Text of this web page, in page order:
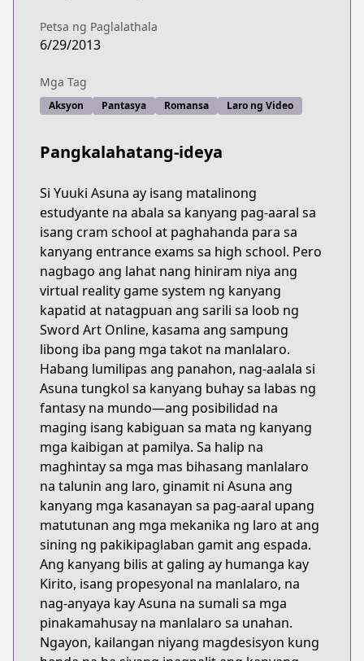
Petsa ng Paglalathala
6/29/2013
Mga Tag
Aksyon Pantasya Romansa Laro ng Video
Pangkalahatang-ideya
Si Yuuki Asuna ay isang matalinong
estudyante na abala sa kanyang pag-aaral sa
isang cram school at paghahanda para sa
kanyang entrance exams sa high school. Pero
nagbago ang lahat nang hiniram niya ang
virtual reality game system ng kanyang
kapatid at natagpuan ang sarili sa loob ng
Sword Art Online, kasama ang sampung
libong iba pang mga takot na manlalaro.
Habang lumilipas ang panahon, nag-aalala si
Asuna tungkol sa kanyang buhay sa labas ng
fantasy na mundo—ang posibilidad na
maging isang kabiguan sa mata ng kanyang
mga kaibigan at pamilya. Sa halip na
maghintay sa mga mas bihasang manlalaro
na talunin ang laro, ginamit ni Asuna ang
kanyang mga kasanayan sa pag-aaral upang
matutunan ang mga mekanika ng laro at ang
sining ng pakikipaglaban gamit ang espada.
Ang kanyang bilis at galing ay humanga kay
Kirito, isang propesyonal na manlalaro, na
nag-anyaya kay Asuna na sumali sa mga
pinakamahusay na manlalaro sa unahan.
Ngayon, kailangan niyang magdesisyon kung